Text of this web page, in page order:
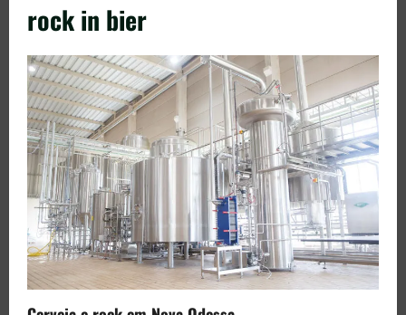
rock in bier